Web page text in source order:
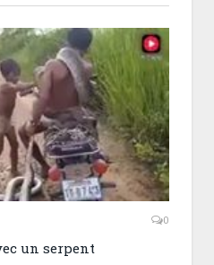
0
un serpent